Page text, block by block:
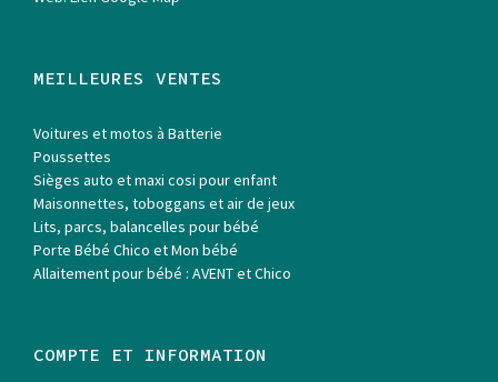
MEILLEURES VENTES
Voitures et motos à Batterie
Poussettes
Sièges auto et maxi cosi pour enfant
Maisonnettes, toboggans et air de jeux
Lits, parcs, balancelles pour bébé
Porte Bébé Chico et Mon bébé
Allaitement pour bébé : AVENT et Chico
COMPTE ET INFORMATION